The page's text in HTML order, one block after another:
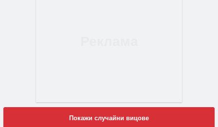
Покажи случайни вицове